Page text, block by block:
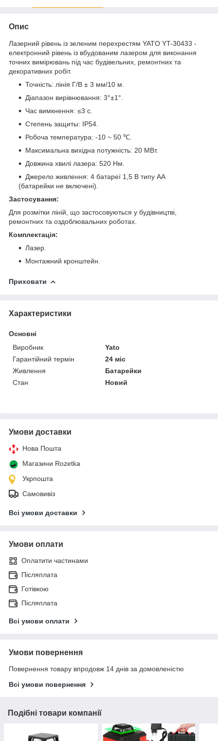
Опис
Лазерний рівень із зеленим перехрестям YATO YT-30433 -
електронний рівень із вбудованим лазером для виконання
точних вимірювань під час будівельних, ремонтних та
декоративних робіт.
Точність: лінія Г/В ± 3 мм/10 м.
Діапазон вирівнювання: 3°±1°.
Час вимкнення: ≤3 с.
Степень защиты: IP54.
Робоча температура: -10 ~ 50 ℃.
Максимальна вихідна потужність: 20 МВт.
Довжина хвилі лазера: 520 Нм.
Джерело живлення: 4 батареї 1,5 В типу AA
(батарейки не включені).
Застосування:
Для розмітки ліній, що застосовуються у будівництві,
ремонтних та оздоблювальних роботах.
Комплектація:
Лазер.
Монтажний кронштейн.
Приховати
Характеристики
Основні
Виробник
Yato
Гарантійний термін
24 міс
Живлення
Батарейки
Стан
Новий
Умови доставки
Нова Пошта
Магазини Rozetka
Укрпошта
Самовивіз
Всі умови доставки
Умови оплати
Оплатити частинами
Післяплата
Готівкою
Післяплата
Всі умови оплати
Умови повернення
Повернення товару впродовж 14 днів за домовленістю
Всі умови повернення
Подібні товари компанії